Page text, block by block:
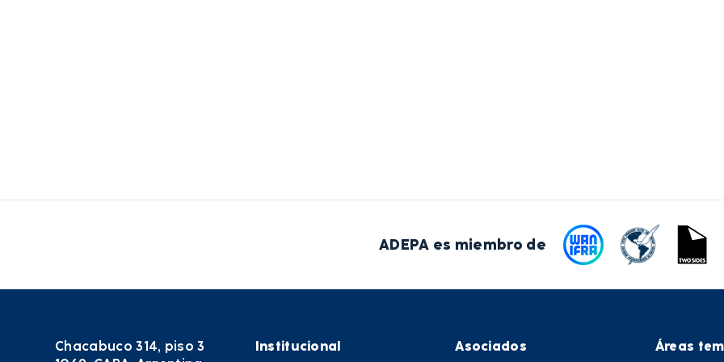
ADEPA es miembro de
Chacabuco 314, piso 3
Institucional Asociados Áreas